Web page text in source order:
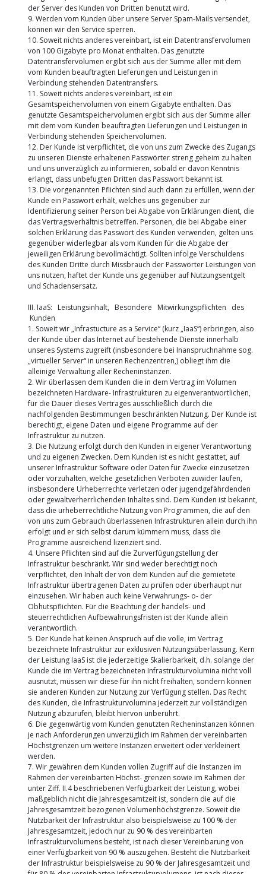
der Server des Kunden von Dritten benutzt wird.
9. Werden vom Kunden über unsere Server Spam-Mails versendet,
können wir den Service sperren.
10. Soweit nichts anderes vereinbart, ist ein Datentransfervolumen
von 100 Gigabyte pro Monat enthalten. Das genutzte
Datentransfervolumen ergibt sich aus der Summe aller mit dem
vom Kunden beauftragten Lieferungen und Leistungen in
Verbindung stehenden Datentransfers.
11. Soweit nichts anderes vereinbart, ist ein
Gesamtspeichervolumen von einem Gigabyte enthalten. Das
genutzte Gesamtspeichervolumen ergibt sich aus der Summe aller
mit dem vom Kunden beauftragten Lieferungen und Leistungen in
Verbindung stehenden Speichervolumen.
12. Der Kunde ist verpflichtet, die von uns zum Zwecke des Zugangs
zu unseren Dienste erhaltenen Passwörter streng geheim zu halten
und uns unverzüglich zu informieren, sobald er davon Kenntnis
erlangt, dass unbefugten Dritten das Passwort bekannt ist.
13. Die vorgenannten Pflichten sind auch dann zu erfüllen, wenn der
Kunde ein Passwort erhält, welches uns gegenüber zur
Identifizierung seiner Person bei Abgabe von Erklärungen dient, die
das Vertragsverhältnis betreffen. Personen, die bei Abgabe einer
solchen Erklärung das Passwort des Kunden verwenden, gelten uns
gegenüber widerlegbar als vom Kunden für die Abgabe der
jeweiligen Erklärung bevollmächtigt. Sollten infolge Verschuldens
des Kunden Dritte durch Missbrauch der Passwörter Leistungen von
uns nutzen, haftet der Kunde uns gegenüber auf Nutzungsentgelt
und Schadensersatz.
III. IaaS: Leistungsinhalt, Besondere Mitwirkungspflichten des
Kunden
1. Soweit wir „Infrastucture as a Service“ (kurz „IaaS“) erbringen, also
der Kunde über das Internet auf bestehende Dienste innerhalb
unseres Systems zugreift (insbesondere bei Inanspruchnahme sog.
„virtueller Server“ in unseren Rechenzentren,) obliegt ihm die
alleinige Verwaltung aller Recheninstanzen.
2. Wir überlassen dem Kunden die in dem Vertrag im Volumen
bezeichneten Hardware- Infrastrukturen zu eigenverantwortlichen,
für die Dauer dieses Vertrages ausschließlich durch die
nachfolgenden Bestimmungen beschränkten Nutzung. Der Kunde ist
berechtigt, eigene Daten und eigene Programme auf der
Infrastruktur zu nutzen.
3. Die Nutzung erfolgt durch den Kunden in eigener Verantwortung
und zu eigenen Zwecken. Dem Kunden ist es nicht gestattet, auf
unserer Infrastruktur Software oder Daten für Zwecke einzusetzen
oder vorzuhalten, welche gesetzlichen Verboten zuwider laufen,
insbesondere Urheberrechte verletzen oder jugendgefährdenden
oder gewaltverherrlichenden Inhaltes sind. Dem Kunden ist bekannt,
dass die urheberrechtliche Nutzung von Programmen, die auf den
von uns zum Gebrauch überlassenen Infrastrukturen allein durch ihn
erfolgt und er sich selbst darum kümmern muss, dass die
Programme ausreichend lizenziert sind.
4. Unsere Pflichten sind auf die Zurverfügungstellung der
Infrastruktur beschränkt. Wir sind weder berechtigt noch
verpflichtet, den Inhalt der von dem Kunden auf die gemietete
Infrastruktur übertragenen Daten zu prüfen oder überhaupt nur
einzusehen. Wir haben auch keine Verwahrungs- o- der
Obhutspflichten. Für die Beachtung der handels- und
steuerrechtlichen Aufbewahrungsfristen ist der Kunde allein
verantwortlich.
5. Der Kunde hat keinen Anspruch auf die volle, im Vertrag
bezeichnete Infrastruktur zur exklusiven Nutzungsüberlassung. Kern
der Leistung IaaS ist die jederzeitige Skalierbarkeit, d.h. solange der
Kunde die im Vertrag bezeichneten Infrastrukturvolumina nicht voll
ausnutzt, müssen wir diese für ihn nicht freihalten, sondern können
sie anderen Kunden zur Nutzung zur Verfügung stellen. Das Recht
des Kunden, die Infrastrukturvolumina jederzeit zur vollständigen
Nutzung abzurufen, bleibt hiervon unberührt.
6. Die gegenwärtig vom Kunden genutzten Recheninstanzen können
je nach Anforderungen unverzüglich im Rahmen der vereinbarten
Höchstgrenzen um weitere Instanzen erweitert oder verkleinert
werden.
7. Wir gewähren dem Kunden vollen Zugriff auf die Instanzen im
Rahmen der vereinbarten Höchst- grenzen sowie im Rahmen der
unter Ziff. II.4 beschriebenen Verfügbarkeit der Leistung, wobei
maßgeblich nicht die Jahresgesamtzeit ist, sondern die auf die
Jahresgesamtzeit bezogenen Volumenhöchstgrenze. Soweit die
Nutzbarkeit der Infrastruktur also beispielsweise zu 100 % der
Jahresgesamtzeit, jedoch nur zu 90 % des vereinbarten
Infrastrukturvolumens besteht, ist nach dieser Vereinbarung von
einer Verfügbarkeit von 90 % auszugehen. Besteht die Nutzbarkeit
der Infrastruktur beispielsweise zu 90 % der Jahresgesamtzeit und